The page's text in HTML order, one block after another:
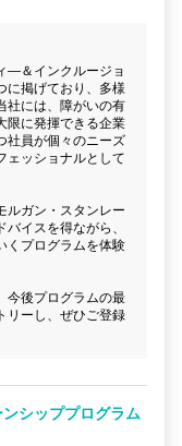
―＆インクルージョ
に掲げており、多様
社には、障がいの有
限に発揮できる企業
社員が個々のニーズ
ェッショナルとして
ルガン・スタンレー
イスを得ながら、
くプログラムを体験
今後プログラムの最
リーし、ぜひご登録
シッププログラム